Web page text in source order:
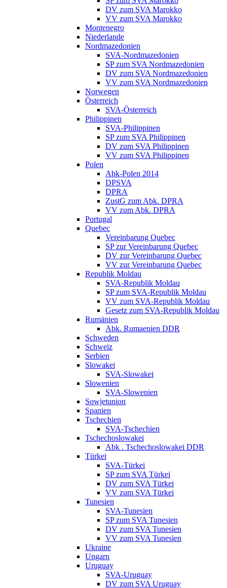
DV zum SVA Marokko
VV zum SVA Marokko
Montenegro
Niederlande
Nordmazedonien
SVA-Nordmazedonien
SP zum SVA Nordmazedonien
DV zum SVA Nordmazedonien
VV zum SVA Nordmazedonien
Norwegen
Österreich
SVA-Österreich
Philippinen
SVA-Philippinen
SP zum SVA Philippinen
DV zum SVA Philippinen
VV zum SVA Philippinen
Polen
Abk-Polen 2014
DPSVA
DPRA
ZustG zum Abk. DPRA
VV zum Abk. DPRA
Portugal
Quebec
Vereinbarung Quebec
SP zur Vereinbarung Quebec
DV zur Vereinbarung Quebec
VV zur Vereinbarung Quebec
Republik Moldau
SVA-Republik Moldau
SP zum SVA-Republik Moldau
VV zum SVA-Republik Moldau
Gesetz zum SVA-Republik Moldau
Rumänien
Abk. Rumaenien DDR
Schweden
Schweiz
Serbien
Slowakei
SVA-Slowakei
Slowenien
SVA-Slowenien
Sowjetunion
Spanien
Tschechien
SVA-Tschechien
Tschechoslowakei
Abk . Tschechoslowakei DDR
Türkei
SVA-Türkei
SP zum SVA Türkei
DV zum SVA Türkei
VV zum SVA Türkei
Tunesien
SVA-Tunesien
SP zum SVA Tunesien
DV zum SVA Tunesien
VV zum SVA Tunesien
Ukraine
Ungarn
Uruguay
SVA-Uruguay
DV zum SVA Uruguay